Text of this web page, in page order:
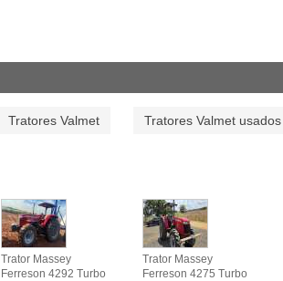
Tratores Valmet Tratores Valmet usados
Trator Massey
Ferreson 4292 Turbo
Trator Massey
Ferreson 4275 Turbo